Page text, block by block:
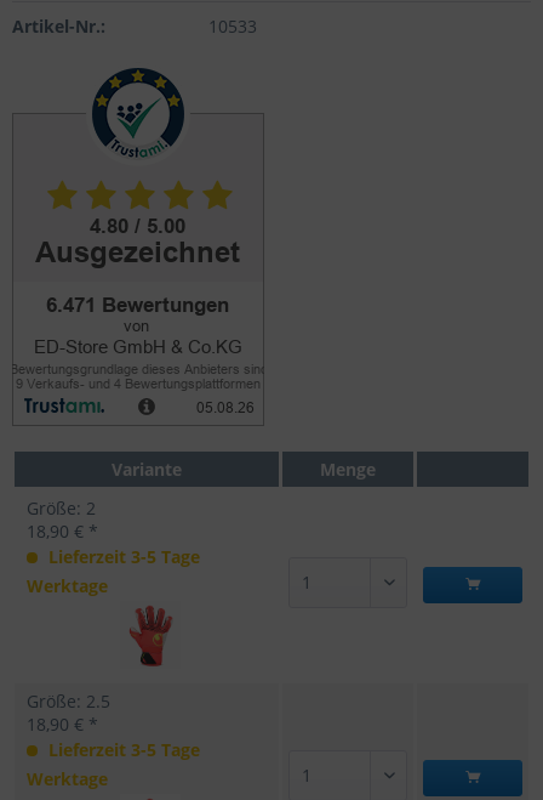
Artikel-Nr.: 10533
Variante
Menge
Größe: 2
18,90 € *
Lieferzeit 3-5 Tage
Werktage
Größe: 2.5
18,90 € *
Lieferzeit 3-5 Tage
Werktage